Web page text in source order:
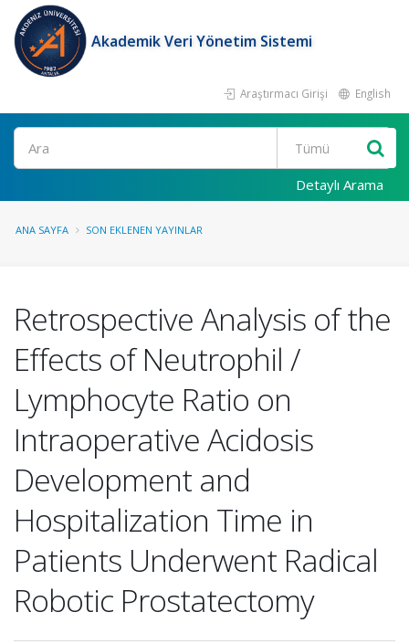
Akademik Veri Yönetim Sistemi
Araştırmacı Girişi English
Ara
Detaylı Arama
ANA SAYFA SON EKLENEN YAYINLAR
Retrospective Analysis of the
Effects of Neutrophil /
Lymphocyte Ratio on
Intraoperative Acidosis
Development and
Hospitalization Time in
Patients Underwent Radical
Robotic Prostatectomy